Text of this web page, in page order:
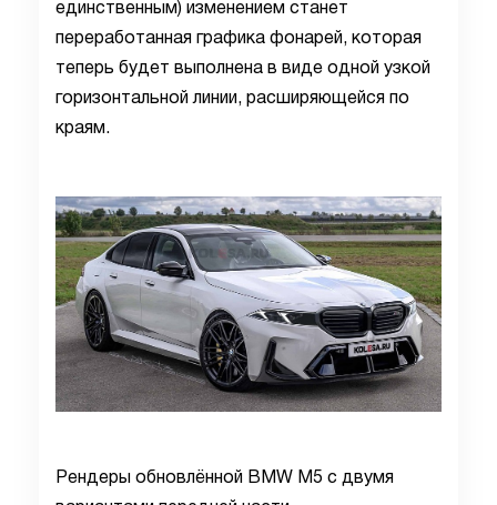
единственным) изменением станет
переработанная графика фонарей, которая
теперь будет выполнена в виде одной узкой
горизонтальной линии, расширяющейся по
краям.
Рендеры обновлённой BMW M5 с двумя